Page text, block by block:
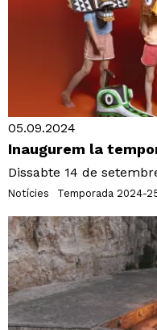
05.09.2024
Inaugurem la
Dissabte 14 de
Notícies Temporada 2024-